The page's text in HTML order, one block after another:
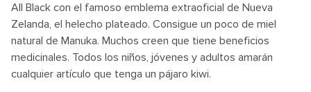
All Black con el famoso emblema extraoficial de Nueva
Zelanda, el helecho plateado. Consigue un poco de miel
natural de Manuka. Muchos creen que tiene beneficios
medicinales. Todos los niños, jóvenes y adultos amarán
cualquier artículo que tenga un pájaro kiwi.